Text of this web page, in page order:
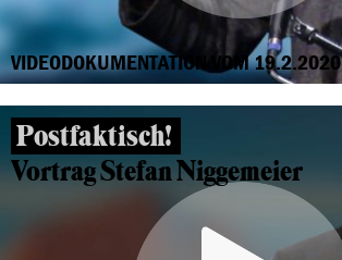
VIDEODOKUMENTATION VOM 19.2.2020
Postfaktisch!
Vortrag Stefan Niggemeier